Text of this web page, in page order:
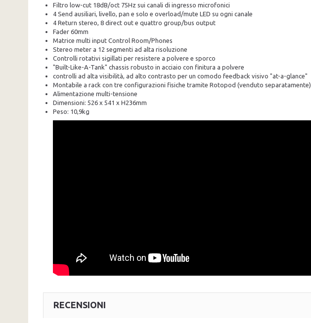
Filtro low-cut 18dB/oct 75Hz sui canali di ingresso microfonici
4 Send ausiliari, livello, pan e solo e overload/mute LED su ogni canale
4 Return stereo, 8 direct out e quattro group/bus output
Fader 60mm
Matrice multi input Control Room/Phones
Stereo meter a 12 segmenti ad alta risoluzione
Controlli rotativi sigillati per resistere a polvere e sporco
"Built-Like-A-Tank" chassis robusto in acciaio con finitura a polvere
controlli ad alta visibilità, ad alto contrasto per un comodo feedback visivo "at-a-glance"
Montabile a rack con tre configurazioni fisiche tramite Rotopod (venduto separatamente)
Alimentazione multi-tensione
Dimensioni: 526 x 541 x H236mm
Peso: 10,9kg
RECENSIONI